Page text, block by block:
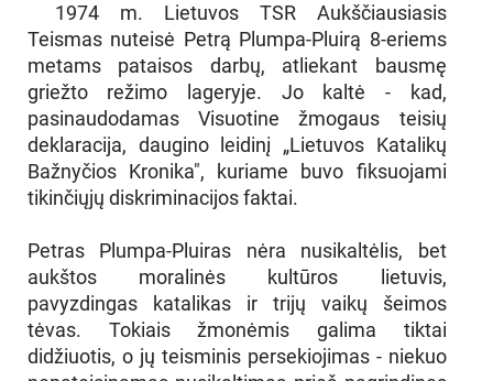
1974 m. Lietuvos TSR Aukščiausiasis
Teismas nuteisė Petrą Plumpa-Pluirą 8-eriems
metams pataisos darbų, atliekant bausmę
griežto režimo lageryje. Jo kaltė - kad,
pasinaudodamas Visuotine žmogaus teisių
deklaracija, daugino leidinį „Lietuvos Katalikų
Bažnyčios Kronika", kuriame buvo fiksuojami
tikinčiųjų diskriminacijos faktai.
Petras Plumpa-Pluiras nėra nusikaltėlis, bet
aukštos moralinės kultūros lietuvis,
pavyzdingas katalikas ir trijų vaikų šeimos
tėvas. Tokiais žmonėmis galima tiktai
didžiuotis, o jų teisminis persekiojimas - niekuo